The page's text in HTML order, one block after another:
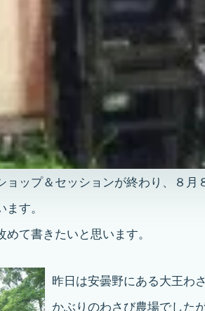
ョップ＆セッションが終わり、８
す。
て書きたいと思います。
昨日は安曇野にある大王わ
かぶりのわさび農場でした